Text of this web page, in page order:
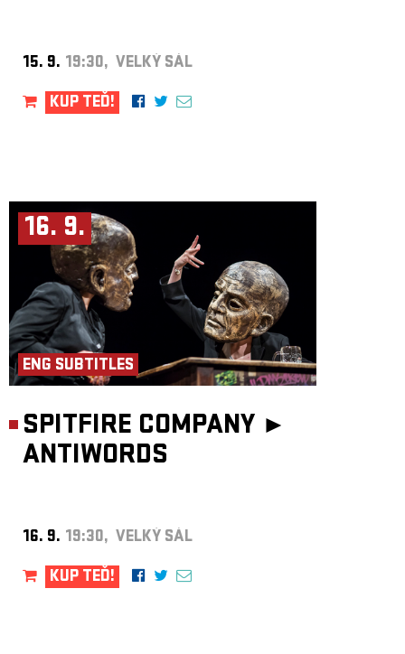
15. 9. 19:30, VELKÝ SÁL
KUP TEĎ!
16. 9.
ENG SUBTITLES
SPITFIRE COMPANY ►
ANTIWORDS
16. 9. 19:30, VELKÝ SÁL
KUP TEĎ!